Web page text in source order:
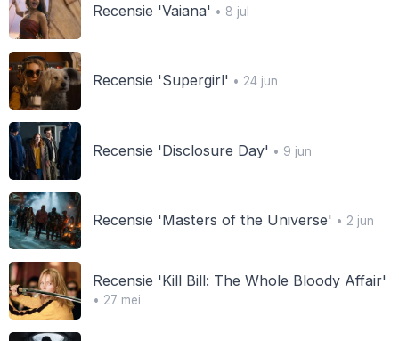
Recensie 'Vaiana' • 8 jul
Recensie 'Supergirl' • 24 jun
Recensie 'Disclosure Day' • 9 jun
Recensie 'Masters of the Universe' • 2 jun
Recensie 'Kill Bill: The Whole Bloody Affair'
• 27 mei